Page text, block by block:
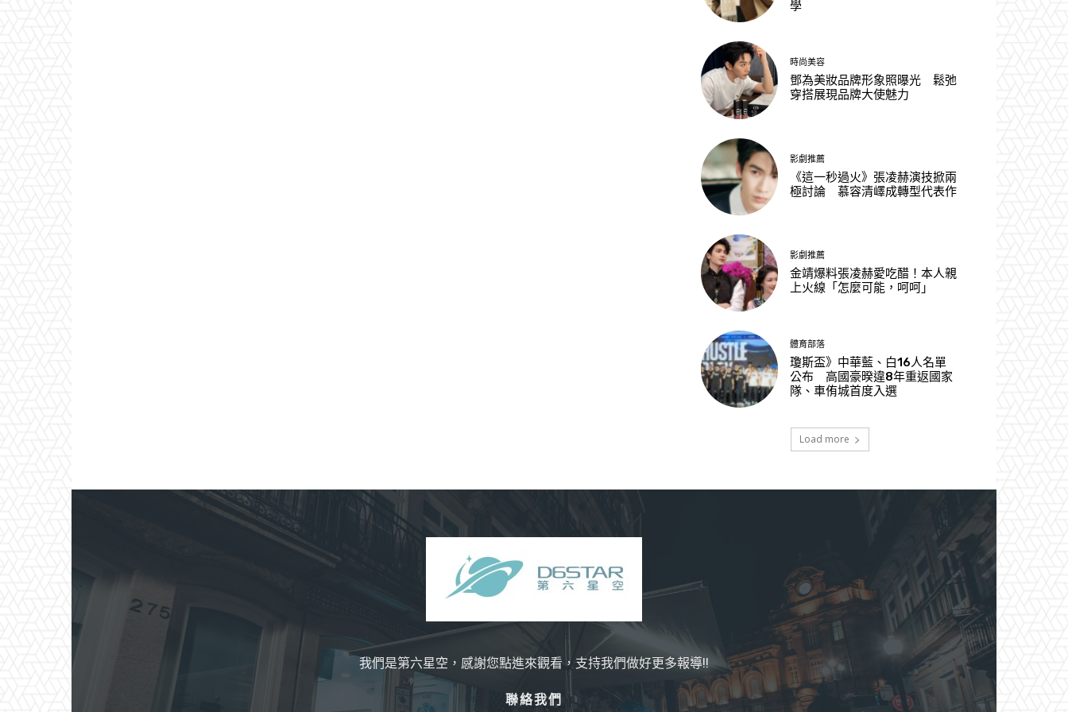
學
時尚美容
鄧為美妝品牌形象照曝光 鬆弛
穿搭展現品牌大使魅力
影劇推薦
《這一秒過火》張凌赫演技掀兩
極討論 慕容清嶧成轉型代表作
影劇推薦
金靖爆料張凌赫愛吃醋！本人親
上火線「怎麼可能，呵呵」
體育部落
瓊斯盃》中華藍、白16人名單
公布 高國豪暌違8年重返國家
隊、車侑城首度入選
Load more
我們是第六星空，感謝您點進來觀看，支持我們做好更多報導!!
聯絡我們